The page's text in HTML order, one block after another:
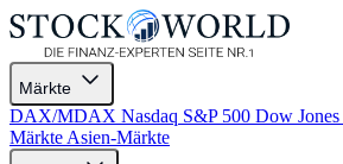
Märkte
DAX/MDAX Nasdaq S&P 500 Dow Jones
Märkte Asien-Märkte